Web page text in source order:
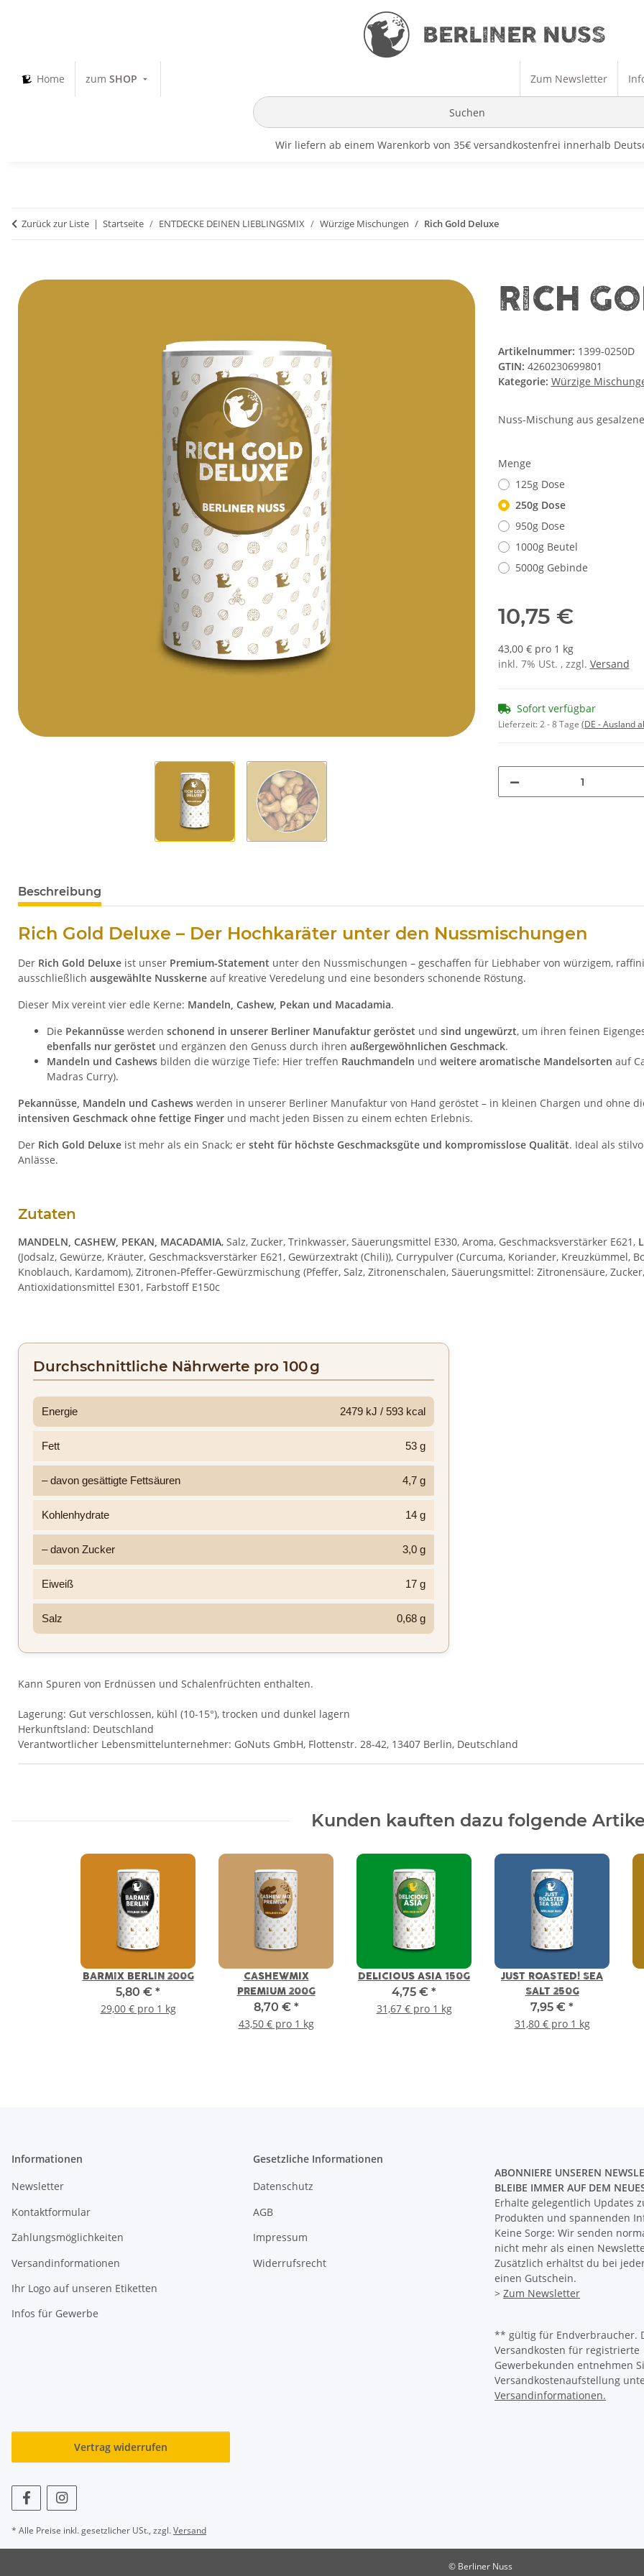
Home zum SHOP Zum Newsletter
Wir liefern ab einem Warenkorb von 35€ versandkostenfrei innerhalb
Zurück zur Liste Startseite ENTDECKE DEINEN LIEBLINGSMIX Würzige Mischungen Rich Gold Deluxe
RICH
Artikelnummer: 1399-0250D
GTIN: 4260230699801
Kategorie: Würzige
Nuss-Mischung aus
Menge
125g Dose
250g Dose
950g Dose
1000g Beutel
5000g Gebinde
10,75 €
43,00 € pro 1 kg
inkl. 7% USt. , zzgl. Versand
Sofort verfügbar
Lieferzeit:2 - 8 Tage (DE - Ausland
Beschreibung
Rich Gold Deluxe – Der Hochkaräter unter den Nussmischungen
Der Rich Gold Deluxe ist unser Premium-Statement unter den Nussmischungen – geschaffen für Liebhaber von würzigem,
ausschließlich ausgewählte Nusskerne auf kreative Veredelung und eine besonders schonende Röstung.
Dieser Mix vereint vier edle Kerne: Mandeln, Cashew, Pekan und Macadamia.
Die Pekannüsse werden schonend in unserer Berliner Manufaktur geröstet und sind ungewürzt, um ihren feinen
ebenfalls nur geröstet und ergänzen den Genuss durch ihren außergewöhnlichen Geschmack.
Mandeln und Cashews bilden die würzige Tiefe: Hier treffen Rauchmandeln und weitere aromatische Mandelsorten auf
Madras Curry).
Pekannüsse, Mandeln und Cashews werden in unserer Berliner Manufaktur von Hand geröstet – in kleinen Chargen und ohne
intensiven Geschmack ohne fettige Finger und macht jeden Bissen zu einem echten Erlebnis.
Der Rich Gold Deluxe ist mehr als ein Snack; er steht für höchste Geschmacksgüte und kompromisslose Qualität. Ideal als
Anlässe.
Zutaten
MANDELN, CASHEW, PEKAN, MACADAMIA, Salz, Zucker, Trinkwasser, Säuerungsmittel E330, Aroma, Geschmacksverstärker E621,
(Jodsalz, Gewürze, Kräuter, Geschmacksverstärker E621, Gewürzextrakt (Chili)), Currypulver (Curcuma, Koriander, Kreuzkümmel,
Knoblauch, Kardamom), Zitronen-Pfeffer-Gewürzmischung (Pfeffer, Salz, Zitronenschalen, Säuerungsmittel: Zitronensäure,
Antioxidationsmittel E301, Farbstoff E150c
Durchschnittliche Nährwerte pro 100 g
Energie 2479 kJ / 593 kcal
Fett 53 g
– davon gesättigte Fettsäuren 4,7 g
Kohlenhydrate 14 g
– davon Zucker 3,0 g
Eiweiß 17 g
Salz 0,68 g
Kann Spuren von Erdnüssen und Schalenfrüchten enthalten.
Lagerung: Gut verschlossen, kühl (10-15°), trocken und dunkel lagern
Herkunftsland: Deutschland
Verantwortlicher Lebensmittelunternehmer: GoNuts GmbH, Flottenstr. 28-42, 13407 Berlin, Deutschland
Kunden kauften dazu folgende
BARMIX BERLIN 200G
5,80 € *
29,00 € pro 1 kg
CASHEWMIX
PREMIUM 200G
8,70 € *
43,50 € pro 1 kg
DELICIOUS ASIA 150G
4,75 € *
31,67 € pro 1 kg
JUST ROASTED! SEA
SALT 250G
7,95 € *
31,80 € pro 1 kg
Informationen
Newsletter
Kontaktformular
Zahlungsmöglichkeiten
Versandinformationen
Ihr Logo auf unseren Etiketten
Infos für Gewerbe
Gesetzliche Informationen
Datenschutz
AGB
Impressum
Widerrufsrecht
ABONNIERE UNSEREN
BLEIBE IMMER AUF DEM
Erhalte gelegentlich Updates
Produkten und spannenden
Keine Sorge: Wir senden
nicht mehr als einen
Zusätzlich erhältst du bei
einen Gutschein.
> Zum Newsletter
** gültig für Endverbraucher.
Versandkosten für registrierte
Gewerbekunden entnehmen
Versandkostenaufstellung
Versandinformationen.
Vertrag widerrufen
* Alle Preise inkl. gesetzlicher USt., zzgl.Versand
© Berliner Nuss